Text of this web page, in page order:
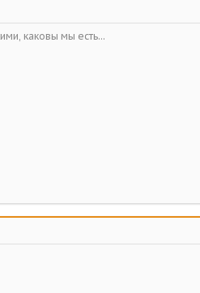
каковы мы есть...